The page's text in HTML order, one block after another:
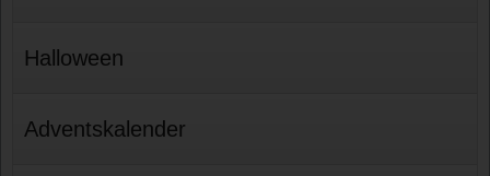
Halloween
Adventskalender